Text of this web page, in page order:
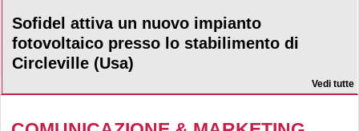
Sofidel attiva un nuovo impianto
fotovoltaico presso lo stabilimento di
Circleville (Usa)
Vedi tutte